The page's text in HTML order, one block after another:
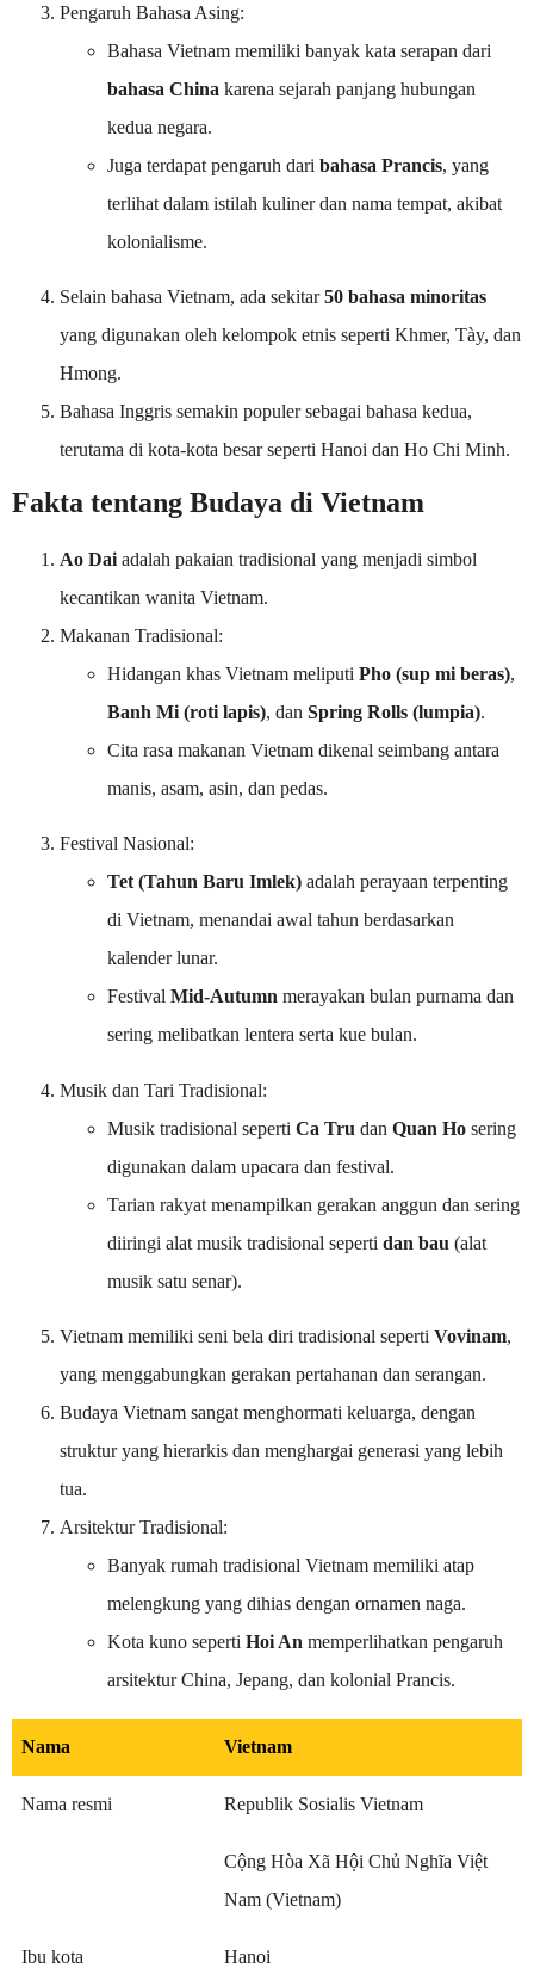
Pengaruh Bahasa Asing:
Bahasa Vietnam memiliki banyak kata serapan dari
bahasa China karena sejarah panjang hubungan
kedua negara.
Juga terdapat pengaruh dari bahasa Prancis, yang
terlihat dalam istilah kuliner dan nama tempat, akibat
kolonialisme.
Selain bahasa Vietnam, ada sekitar50 bahasa minoritas
yang digunakan oleh kelompok etnis seperti Khmer, Tày, dan
Hmong.
Bahasa Inggris semakin populer sebagai bahasa kedua,
terutama di kota-kota besar seperti Hanoi dan Ho Chi Minh.
Fakta tentang Budaya di Vietnam
Ao Dai adalah pakaian tradisional yang menjadi simbol
kecantikan wanita Vietnam.
Makanan Tradisional:
Hidangan khas Vietnam meliputi Pho (sup mi beras),
Banh Mi (roti lapis), dan Spring Rolls (lumpia).
Cita rasa makanan Vietnam dikenal seimbang antara
manis, asam, asin, dan pedas.
Festival Nasional:
Tet (Tahun Baru Imlek) adalah perayaan terpenting
di Vietnam, menandai awal tahun berdasarkan
kalender lunar.
Festival Mid-Autumn merayakan bulan purnama dan
sering melibatkan lentera serta kue bulan.
Musik dan Tari Tradisional:
Musik tradisional seperti Ca Tru dan Quan Ho sering
digunakan dalam upacara dan festival.
Tarian rakyat menampilkan gerakan anggun dan sering
diiringi alat musik tradisional seperti dan bau (alat
musik satu senar).
Vietnam memiliki seni bela diri tradisional seperti Vovinam,
yang menggabungkan gerakan pertahanan dan serangan.
Budaya Vietnam sangat menghormati keluarga, dengan
struktur yang hierarkis dan menghargai generasi yang lebih
tua.
Arsitektur Tradisional:
Banyak rumah tradisional Vietnam memiliki atap
melengkung yang dihias dengan ornamen naga.
Kota kuno seperti Hoi An memperlihatkan pengaruh
arsitektur China, Jepang, dan kolonial Prancis.
Nama Vietnam
Nama resmi Republik Sosialis Vietnam
Cộng Hòa Xã Hội Chủ Nghĩa Việt
Nam (Vietnam)
Ibu kota Hanoi